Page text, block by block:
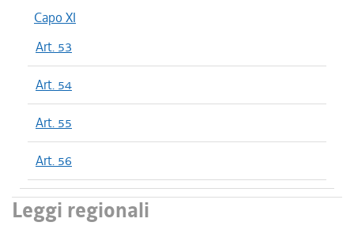
Capo XI
Art. 53
Art. 54
Art. 55
Art. 56
Leggi regionali